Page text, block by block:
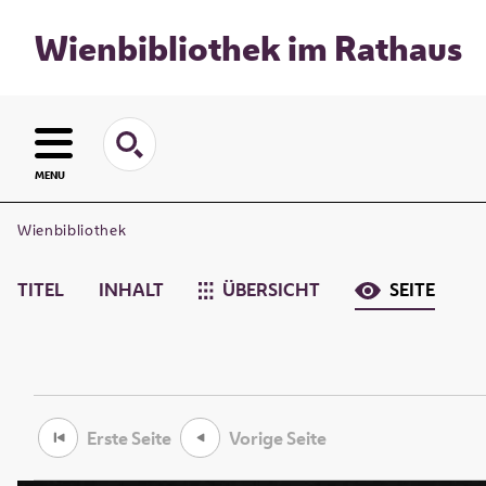
Wienbibliothek im Rathaus
MENU
Wienbibliothek
TITEL INHALT ÜBERSICHT SEITE
Erste Seite Vorige Seite